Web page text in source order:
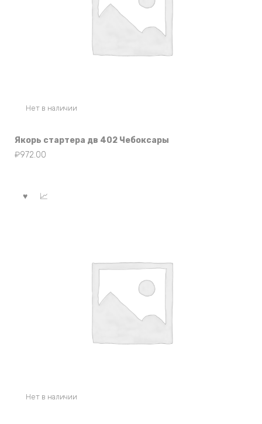
Нет в наличии
Якорь стартера дв 402 Чебоксары
₽972.00
Нет в наличии